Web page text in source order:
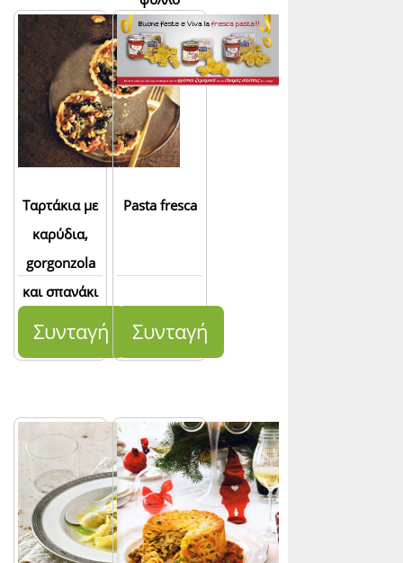
σφολιάτας
Ταρτάκια με
καρύδια,
gorgonzola
και σπανάκι
Συνταγή
Pasta fresca
Συνταγή